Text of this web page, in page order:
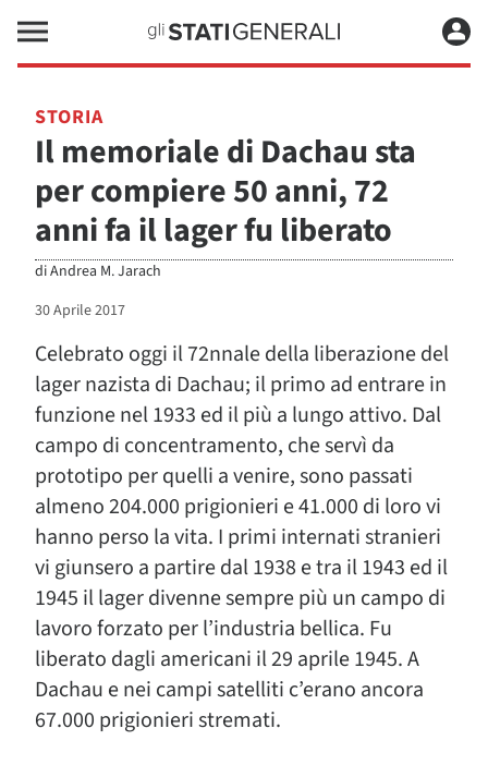
STORIA
Il memoriale di Dachau sta
per compiere 50 anni, 72
anni fa il lager fu liberato
diAndrea M. Jarach
30 Aprile 2017
Celebrato oggi il 72nnale della liberazione del
lager nazista di Dachau; il primo ad entrare in
funzione nel 1933 ed il più a lungo attivo. Dal
campo di concentramento, che servì da
prototipo per quelli a venire, sono passati
almeno 204.000 prigionieri e 41.000 di loro vi
hanno perso la vita. I primi internati stranieri
vi giunsero a partire dal 1938 e tra il 1943 ed il
1945 il lager divenne sempre più un campo di
lavoro forzato per l’industria bellica. Fu
liberato dagli americani il 29 aprile 1945. A
Dachau e nei campi satelliti c’erano ancora
67.000 prigionieri stremati.